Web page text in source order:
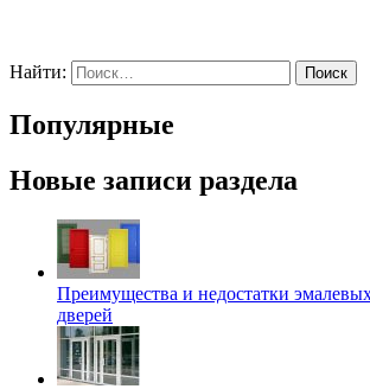
Найти:
Популярные
Новые записи раздела
Преимущества и недостатки
дверей